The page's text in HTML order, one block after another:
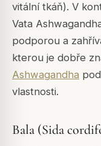
vitální tkáň). V
Vata
podporou a
kterou je dobře
Ashwagandha
vlastnosti.
Bala (Sida